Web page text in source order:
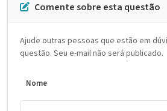
Comente sobre esta questão
Ajude outras pessoas que estão em
questão. Seu e-mail não será publicado.
Nome